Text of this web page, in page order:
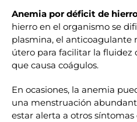
Anemia por déficit de
hierro en el organismo se
plasmina, el anticoagulante
útero para facilitar la fluidez
que causa coágulos.
En ocasiones, la anemia
una menstruación
estar alerta a otros